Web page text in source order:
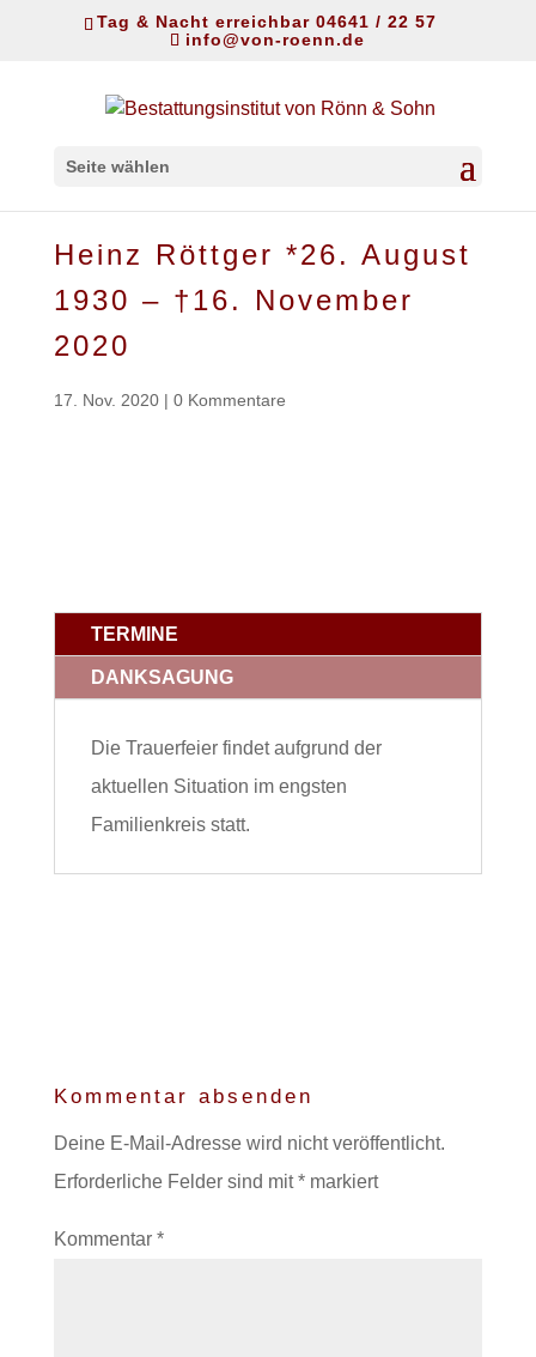
Tag & Nacht erreichbar 04641 / 22 57
info@von-roenn.de
Seite wählen
Heinz Röttger *26. August
1930 – †16. November
2020
17. Nov. 2020| 0 Kommentare
TERMINE
DANKSAGUNG
Die Trauerfeier findet aufgrund der
aktuellen Situation im engsten
Familienkreis statt.
Kommentar absenden
Deine E-Mail-Adresse wird nicht veröffentlicht.
Erforderliche Felder sind mit*markiert
Kommentar *